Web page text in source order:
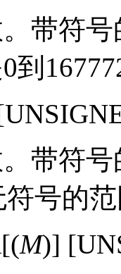
带符
0到
带符
符号的
M)]